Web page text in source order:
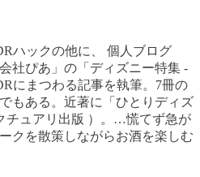
ハックの他に、 個人ブログ
社ぴあ」の「ディズニー特集 -
にまつわる記事を執筆。7冊の
もある。近著に「ひとりディズ
チュアリ出版 ）。…慌てず急が
クを散策しながらお酒を楽しむ